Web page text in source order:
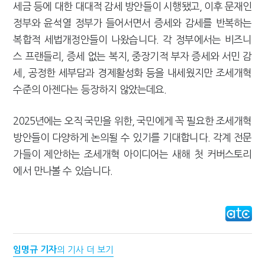
세금 등에 대한 대대적 감세 방안들이 시행됐고, 이후 문재인
정부와 윤석열 정부가 들어서면서 증세와 감세를 반복하는
복합적 세법개정안들이 나왔습니다. 각 정부에서는 비즈니
스 프랜들리, 증세 없는 복지, 중장기적 부자 증세와 서민 감
세, 공정한 세부담과 경제활성화 등을 내세웠지만 조세개혁
수준의 아젠다는 등장하지 않았는데요.
2025년에는 오직 국민을 위한, 국민에게 꼭 필요한 조세개혁
방안들이 다양하게 논의될 수 있기를 기대합니다. 각계 전문
가들이 제안하는 조세개혁 아이디어는 새해 첫 커버스토리
에서 만나볼 수 있습니다.
임명규 기자의 기사 더 보기